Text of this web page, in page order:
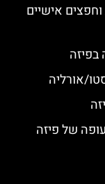
אישיים
אורליה
של פיזה